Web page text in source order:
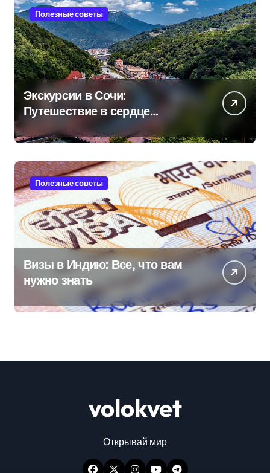
Полезные советы
Экскурсии в Сочи:
Путешествие в сердце
Черноморского курорта
Полезные советы
Визы в Индию: Все, что вам
нужно знать
volokvet
Открывай мир